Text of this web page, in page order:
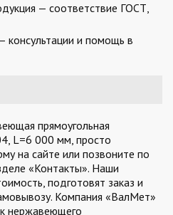
— соответствие ГОСТ,
и помощь в
прямоугольная
L=6 000 мм, просто
на сайте или позвоните по
«Контакты». Наши
подготовят заказ и
Компания «ВалМет»
нержавеющего